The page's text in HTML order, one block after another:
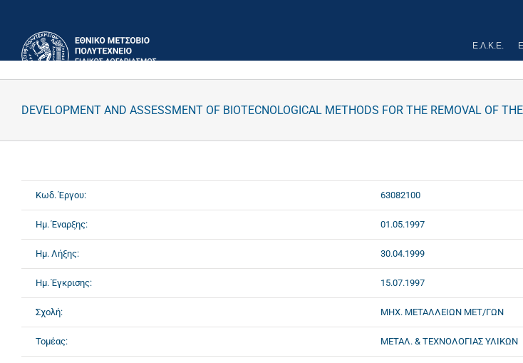
περιεχόμενο
Ε.Λ.Κ.Ε.
DEVELOPMENT AND ASSESSMENT OF BIOTECNOLOGICAL METHODS FOR THE REMOVAL OF
Κωδ. Έργου: 63082100
Ημ. Έναρξης: 01.05.1997
Ημ. Λήξης: 30.04.1999
Ημ. Έγκρισης: 15.07.1997
Σχολή: ΜΗΧ. ΜΕΤΑΛΛΕΙΩΝ ΜΕΤ/ΓΩΝ
Τομέας: ΜΕΤΑΛ. & ΤΕΧΝΟΛΟΓΙΑΣ ΥΛΙΚΩΝ